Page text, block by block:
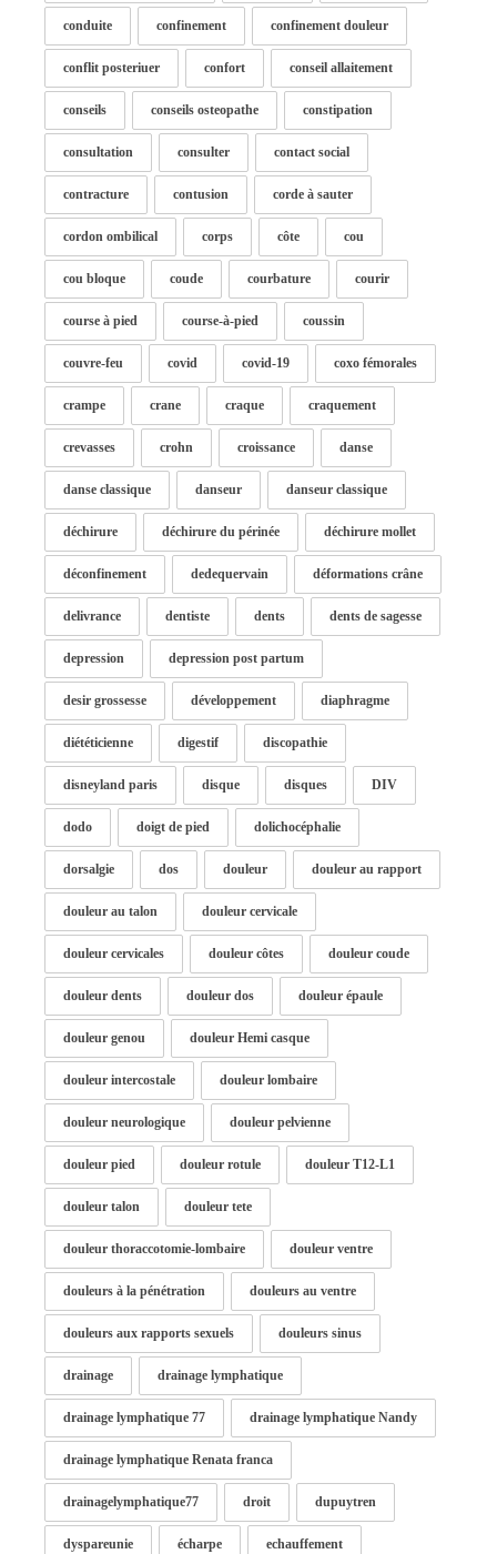
conduite confinement confinement douleur
conflit posteriuer confort conseil allaitement
conseils conseils osteopathe constipation
consultation consulter contact social
contracture contusion corde à sauter
cordon ombilical corps côte cou
cou bloque coude courbature courir
course à pied course-à-pied coussin
couvre-feu covid covid-19 coxo fémorales
crampe crane craque craquement
crevasses crohn croissance danse
danse classique danseur danseur classique
déchirure déchirure du périnée déchirure mollet
déconfinement dedequervain déformations crâne
delivrance dentiste dents dents de sagesse
depression depression post partum
desir grossesse développement diaphragme
diététicienne digestif discopathie
disneyland paris disque disques DIV
dodo doigt de pied dolichocéphalie
dorsalgie dos douleur douleur au rapport
douleur au talon douleur cervicale
douleur cervicales douleur côtes douleur coude
douleur dents douleur dos douleur épaule
douleur genou douleur Hemi casque
douleur intercostale douleur lombaire
douleur neurologique douleur pelvienne
douleur pied douleur rotule douleur T12-L1
douleur talon douleur tete
douleur thoraccotomie-lombaire douleur ventre
douleurs à la pénétration douleurs au ventre
douleurs aux rapports sexuels douleurs sinus
drainage drainage lymphatique
drainage lymphatique 77 drainage lymphatique Nandy
drainage lymphatique Renata franca
drainagelymphatique77 droit dupuytren
dyspareunie écharpe echauffement